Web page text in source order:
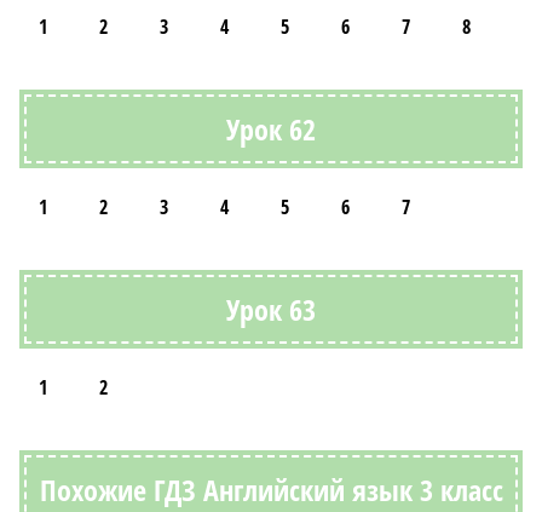
1 2 3 4 5 6 7 8
Урок 62
1 2 3 4 5 6 7
Урок 63
1 2
Похожие ГДЗ Английский язык 3 класс